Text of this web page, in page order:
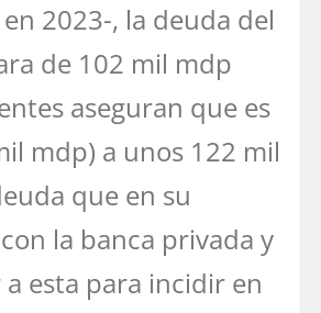
2023-, la deuda del
de 102 mil mdp
aseguran que es
mdp) a unos 122 mil
que en su
la banca privada y
esta para incidir en